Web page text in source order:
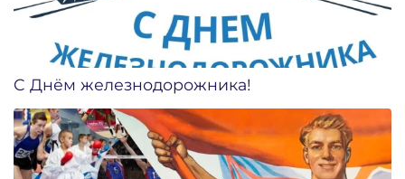
C Днём железнодорожника!